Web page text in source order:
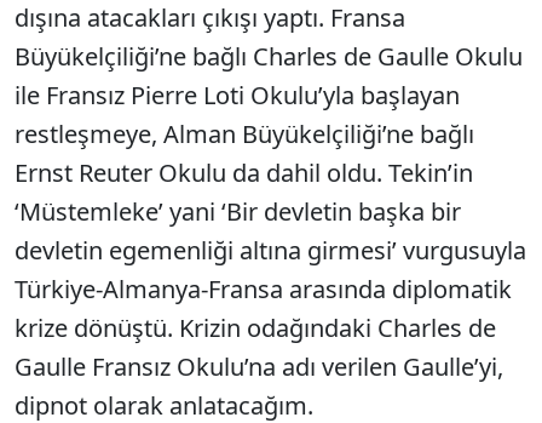
dışına atacakları çıkışı yaptı. Fransa
Büyükelçiliği’ne bağlı Charles de Gaulle Okulu
ile Fransız Pierre Loti Okulu’yla başlayan
restleşmeye, Alman Büyükelçiliği’ne bağlı
Ernst Reuter Okulu da dahil oldu. Tekin’in
‘Müstemleke’ yani ‘Bir devletin başka bir
devletin egemenliği altına girmesi’ vurgusuyla
Türkiye-Almanya-Fransa arasında diplomatik
krize dönüştü. Krizin odağındaki Charles de
Gaulle Fransız Okulu’na adı verilen Gaulle’yi,
dipnot olarak anlatacağım.